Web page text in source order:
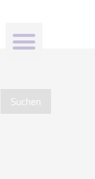
Menü
Suchen